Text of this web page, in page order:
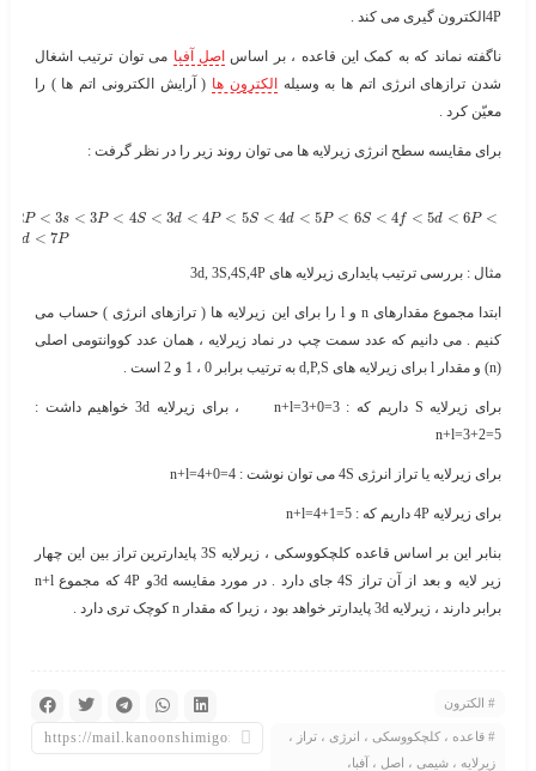
4Pالکترون گیری می کند .
ناگفته نماند که به کمک این قاعده ، بر اساس اصل آفبا می توان ترتیب اشغال
شدن ترازهای انرژی اتم ها به وسیله
الکترون ها ( آرایش الکترونی اتم ها ) را
معیّن کرد .
برای مقایسه سطح انرژی زیرلایه ها می توان روند زیر را در نظر گرفت :
2P < 3s < 3P < 4S < 3d < 4P < 5S < 4d < 5P < 6S < 4f < 5d < 6P <
d < 7P
مثال : بررسی ترتیب پایداری زیرلایه های 3d, 3S,4S,4P
ابتدا مجموع مقدارهای n و l را برای این زیرلایه ها ( ترازهای انرژی ) حساب می
کنیم . می دانیم که عدد سمت چپ در نماد زیرلایه ، همان عدد کووانتومی اصلی
(n) و مقدار l برای زیرلایه های d,P,S به ترتیب برابر 0 ، 1 و 2 است .
برای زیرلایه S داریم که : n+l=3+0=3 ، برای زیرلایه 3d خواهیم داشت :
n+l=3+2=5
برای زیرلایه یا تراز انرژی 4S می توان نوشت : n+l=4+0=4
برای زیرلایه 4P داریم که : n+l=4+1=5
بنابر این بر اساس قاعده کلچکووسکی ، زیرلایه 3S پایدارترین تراز بین این چهار
زیر لایه و بعد از آن تراز 4S جای دارد . در مورد مقایسه 3dو 4P که مجموع n+l
برابر دارند ، زیرلایه 3d پایدارتر خواهد بود ، زیرا که مقدار n کوچک تری دارد .
الکترون
قاعده ، کلچکووسکی ، انرژی ، تراز ،
زیرلایه ، شیمی ، اصل ، آفبا،